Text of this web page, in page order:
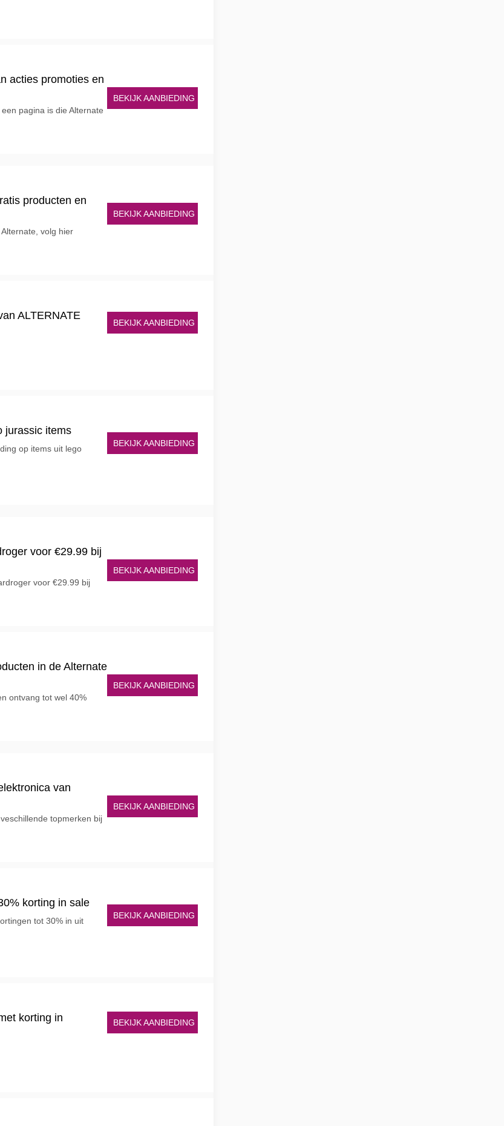
acties promoties en
pagina is die Alternate
BEKIJK AANBIEDING
producten en
volg hier
BEKIJK AANBIEDING
ALTERNATE
BEKIJK AANBIEDING
jurassic items
op items uit lego
BEKIJK AANBIEDING
voor €29.99 bij
voor €29.99 bij
BEKIJK AANBIEDING
in de Alternate
ontvang tot wel 40%
BEKIJK AANBIEDING
van
topmerken bij
BEKIJK AANBIEDING
korting in sale
tot 30% in uit
BEKIJK AANBIEDING
korting in
BEKIJK AANBIEDING